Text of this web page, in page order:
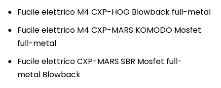
Fucile elettrico M4 CXP-HOG Blowback full-metal
Fucile elettrico M4 CXP-MARS KOMODO Mosfet
full-metal
Fucile elettrico CXP-MARS SBR Mosfet full-
metal Blowback